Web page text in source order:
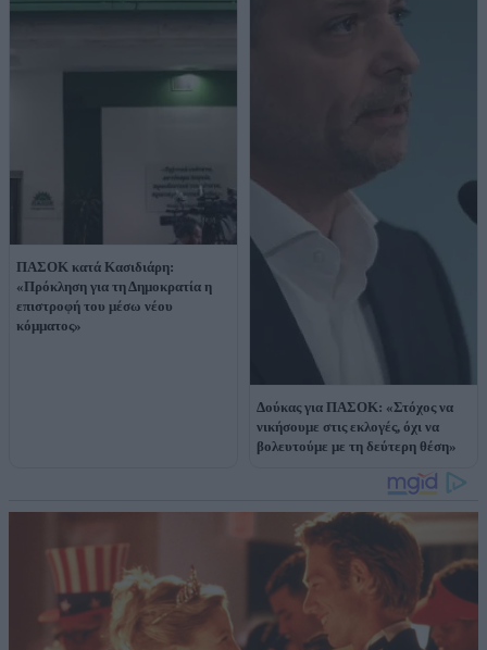
ΠΑΣΟΚ κατά Κασιδιάρη:
«Πρόκληση για τη Δημοκρατία η
επιστροφή του μέσω νέου
κόμματος»
Δούκας για ΠΑΣΟΚ: «Στόχος να
νικήσουμε στις εκλογές, όχι να
βολευτούμε με τη δεύτερη θέση»